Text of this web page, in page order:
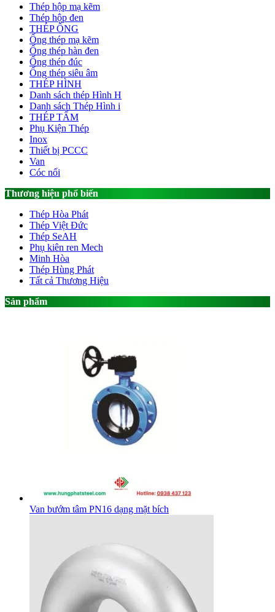
Thép hộp mạ kẽm
Thép hộp đen
THÉP ỐNG
Ống thép mạ kẽm
Ống thép hàn đen
Ống thép đúc
Ống thép siêu âm
THÉP HÌNH
Danh sách thép Hình H
Danh sách Thép Hình i
THÉP TẤM
Phụ Kiện Thép
Inox
Thiết bị PCCC
Van
Cóc nối
Thương hiệu phổ biến
Thép Hòa Phát
Thép Việt Đức
Thép SeAH
Phụ kiên ren Mech
Minh Hòa
Thép Hùng Phát
Tất cả Thương Hiệu
Sản phẩm
Van bướm tâm PN16 dạng mặt bích